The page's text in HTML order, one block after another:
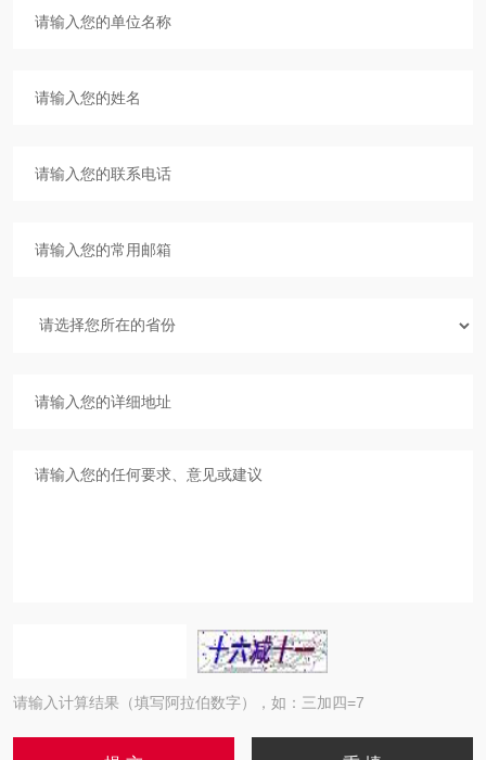
请输入计算结果（填写阿拉伯数字），如：三加四=7